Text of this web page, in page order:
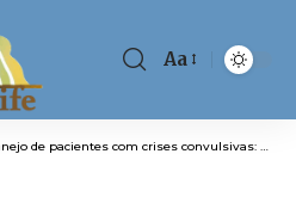
Font
Aa
de pacientes com crises convulsivas: orientações para profissionais de Atendimento Pré-Hospitalar (APH)